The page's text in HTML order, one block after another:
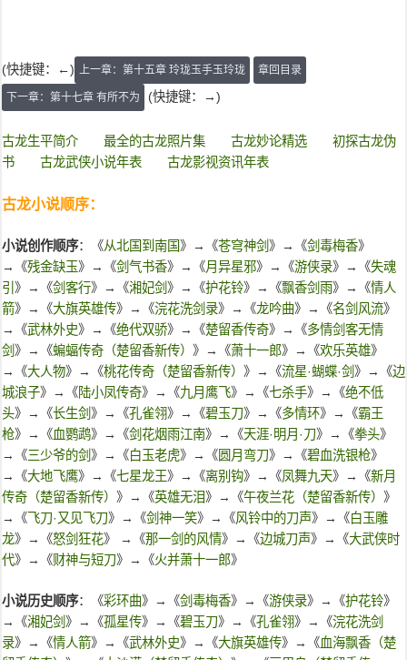
(快捷键：←) 上一章：第十五章 玲珑玉手玉玲珑 章回目录
下一章：第十七章 有所不为 (快捷键：→)
古龙生平简介 最全的古龙照片集 古龙妙论精选
初探古龙伪
书
古龙武侠小说年表 古龙影视资讯年表
古龙小说顺序：
小说创作顺序：《从北国到南国》→《苍穹神剑 》→《剑毒梅香》
→《残金缺玉》→《剑气书香》→《月异星邪》→《游侠录》→《失魂
引 》→《剑客行》→《湘妃剑 》→《护花铃》→《飘香剑雨》→《情人
箭》→《大旗英雄传》→《浣花洗剑录》→《龙吟曲》→《名剑风流》
→《武林外史》→《绝代双骄》→《楚留香传奇》→《多情剑客无情
剑 》→《蝙蝠传奇（楚留香新传） 》→《萧十一郎》→《欢乐英雄》
→《大人物》→《桃花传奇（楚留香新传） 》→《流星·蝴蝶·剑 》→《边
城浪子》→《陆小凤传奇》→《九月鹰飞》→《七杀手》→《绝不低
头》→《长生剑 》→《孔雀翎》→《碧玉刀》→《多情环》→《霸王
枪》→《血鹦鹉》→《剑花烟雨江南》→《天涯·明月·刀》→《拳头》
→《三少爷的剑 》→《白玉老虎》→《 圆月弯刀》→《碧血洗银枪》
→《大地飞鹰》→《七星龙王》→《离别钩》→《凤舞九天》→《新月
传奇（楚留香新传） 》→《英雄无泪》→《午夜兰花（楚留香新传） 》
→《飞刀·又见飞刀》→《剑神一笑》→《风铃中的刀声》→《白玉雕
龙》→《怒剑狂花》 →《那一剑的风情》→《边城刀声》→《大武侠时
代》→《财神与短刀》→《火并萧十一郎》
小说历史顺序：《彩环曲》→《剑毒梅香》→《游侠录》→《护花铃》
→《湘妃剑 》→《孤星传》→《碧玉刀》→《孔雀翎》→《浣花洗剑
录》→《情人箭》→《武林外史》→《大旗英雄传》→《血海飘香（楚